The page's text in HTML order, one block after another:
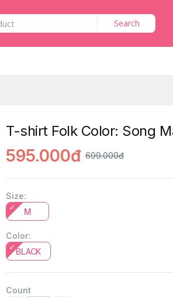
Search
T-shirt Folk Color: Song
595.000đ 699.000đ
Size:
M
Color:
BLACK
Count